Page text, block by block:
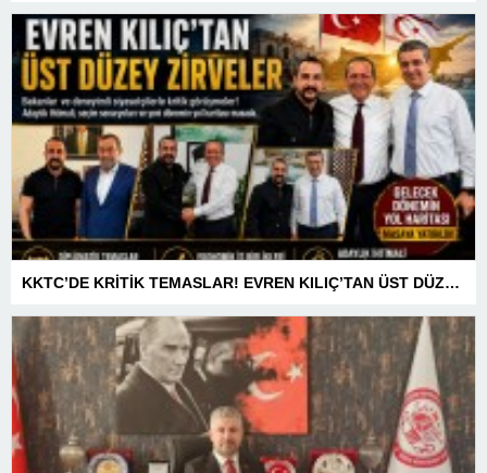
KKTC’DE KRİTİK TEMASLAR! EVREN KILIÇ’TAN ÜST DÜZEY ZİRVELER